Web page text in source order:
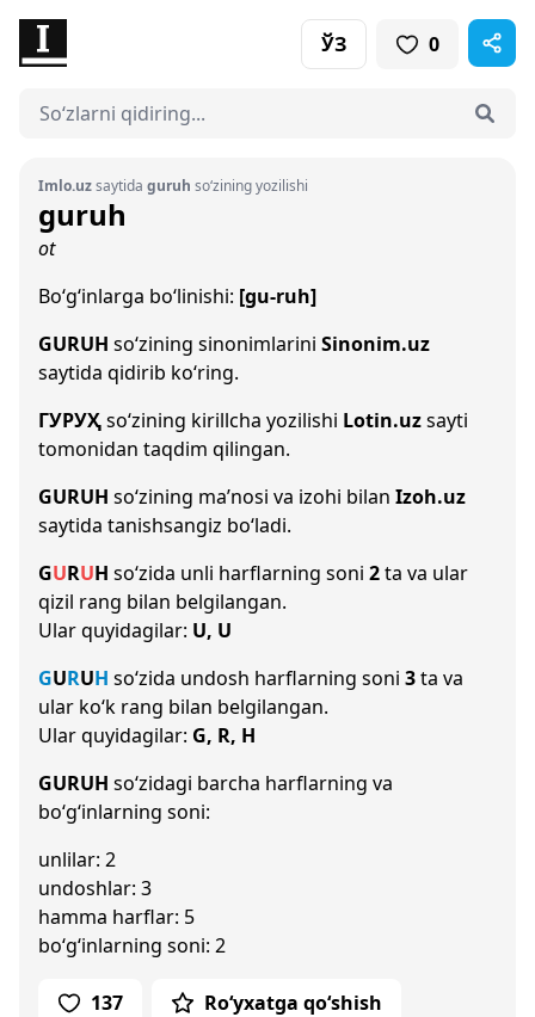
ЎЗ 0
Imlo.uzsaytida guruh so‘zining yozilishi
guruh
ot
Bo‘g‘inlarga bo‘linishi: [gu-ruh]
GURUH so‘zining sinonimlarini Sinonim.uz
saytida qidirib ko‘ring.
ГУРУҲso‘zining kirillcha yozilishi Lotin.uzsayti
tomonidan taqdim qilingan.
GURUH so‘zining ma’nosi va izohi bilan Izoh.uz
saytida tanishsangiz bo‘ladi.
GURUH so‘zida unli harflarning soni 2ta va ular
qizil rang bilan belgilangan.
Ular quyidagilar: U, U
GURUH so‘zida undosh harflarning soni 3ta va
ular ko‘k rang bilan belgilangan.
Ular quyidagilar: G, R, H
GURUH so‘zidagi barcha harflarning va
bo‘g‘inlarning soni:
unlilar: 2
undoshlar: 3
hamma harflar: 5
bo‘g‘inlarning soni: 2
137 Ro‘yxatga qo‘shish